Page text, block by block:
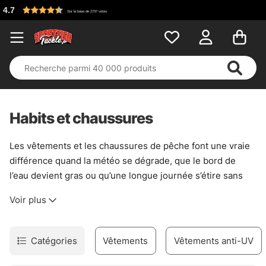
Habits et chaussures
Les vêtements et les chaussures de pêche font une vraie
différence quand la météo se dégrade, que le bord de
l’eau devient gras ou qu’une longue journée s’étire sans
l’adhérence et pouvoir bouger librement, sans lutter
évite les glissades sur les berges humides, tandis qu’une
tenue bien pensée coupe le vent sans enfermer le corps
Voir plus
Catégories Vêtements Vêtements anti-UV